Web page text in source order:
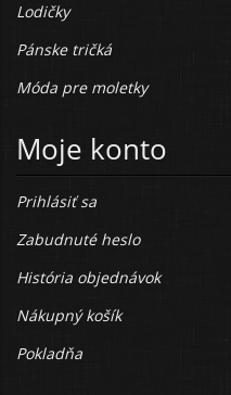
Lodičky
Pánske tričká
Móda pre moletky
Moje konto
Prihlásiť sa
Zabudnuté heslo
História objednávok
Nákupný košík
Pokladňa